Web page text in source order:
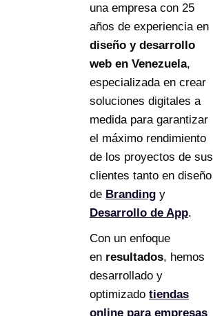
una empresa con 25
años de experiencia en
diseño y desarrollo
web en Venezuela,
especializada en crear
soluciones digitales a
medida para garantizar
el máximo rendimiento
de los proyectos de sus
clientes tanto en diseño
de Branding y
Desarrollo de App.
Con un enfoque
en resultados, hemos
desarrollado y
optimizado tiendas
online para empresas